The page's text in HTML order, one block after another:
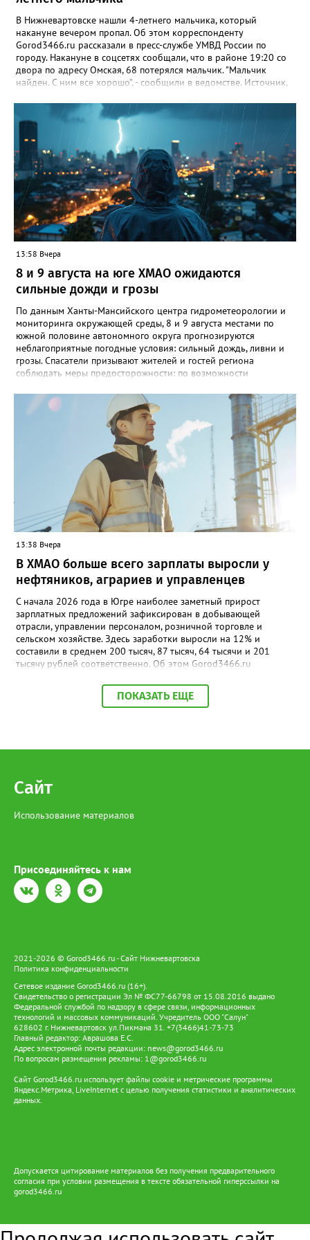
В Нижневартовске нашли 4-летнего мальчика, который
накануне вечером пропал. Об этом корреспонденту
Gorod3466.ru рассказали в пресс-службе УМВД России по
городу. Накануне в соцсетях сообщали, что в районе 19:20 со
двора по адресу Омская, 68 потерялся мальчик. "Мальчик
найден. С ним все хорошо", - сообщили в ведомстве. Источник,
издания, что мальчик просто заблудился. По словам
собеседника, ребенок гулял с сестрой, в какой-то момент она
отвлеклась, а он убежал от нее. "Мальчик гулял, пытаясь найти
дом, но не смог. Затем его нашли прохожие и позвонили в
полицию", - добавил источник.
13:58 Вчера
8 и 9 августа на юге ХМАО ожидаются
сильные дожди и грозы
По данным Ханты-Мансийского центра гидрометеорологии и
мониторинга окружающей среды, 8 и 9 августа местами по
южной половине автономного округа прогнозируются
неблагоприятные погодные условия: сильный дождь, ливни и
грозы. Спасатели призывают жителей и гостей региона
соблюдать меры предосторожности: по возможности
под деревьями и слабоукреплёнными конструкциями, а также
быть внимательными на дорогах из-за ухудшения видимости и
риска аквапланирования. При возникновении чрезвычайных
ситуаций немедленно звоните по единому номеру экстренных
13:38 Вчера
В ХМАО больше всего зарплаты выросли у
нефтяников, аграриев и управленцев
С начала 2026 года в Югре наиболее заметный прирост
зарплатных предложений зафиксирован в добывающей
отрасли, управлении персоналом, розничной торговле и
сельском хозяйстве. Здесь заработки выросли на 12% и
составили в среднем 200 тысяч, 87 тысяч, 64 тысячи и 201
тысячу рублей соответственно. Об этом Gorod3466.ru
также туризм, гостиничный и ресторанный бизнес (+11%, до
68,4 тыс. рублей), производство и сервисное обслуживание
Отдельный тренд — рост оплаты на подработке: за год
175 тыс. рублей (+5% к прошлому году).
ПОКАЗАТЬ ЕЩЕ
Сайт
Использование материалов
Присоединяйтесь к нам
2021-2026 © Gorod3466.ru - Сайт Нижневартовска
Политика конфиденциальности
Сетевое издание Gorod3466.ru (16+).
Свидетельство о регистрации Эл № ФС77-66798 от 15.08.2016 выдано
Федеральной службой по надзору в сфере связи, информационных
технологий и массовых коммуникаций. Учредитель ООО "Салун"
628602 г. Нижневартовск ул.Пикмана 31. +7(3466)41-73-73
Главный редактор: Аврашова Е.С.
Адрес электронной почты редакции: news@gorod3466.ru
По вопросам размещения рекламы: 1@gorod3466.ru
Сайт Gorod3466.ru использует файлы cookie и метрические программы
Яндекс.Метрика, LiveInternet с целью получения статистики и аналитических
данных.
Допускается цитирование материалов без получения предварительного
согласия при условии размещения в тексте обязательной гиперссылки на
gorod3466.ru